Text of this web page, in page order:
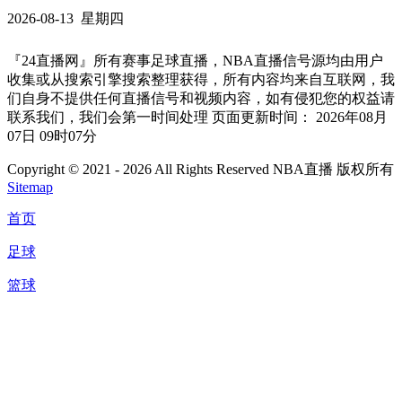
2026-08-13 星期四
『24直播网』所有赛事足球直播，NBA直播信号源均由用户
收集或从搜索引擎搜索整理获得，所有内容均来自互联网，我
们自身不提供任何直播信号和视频内容，如有侵犯您的权益请
联系我们，我们会第一时间处理 页面更新时间： 2026年08月
07日 09时07分
Copyright © 2021 - 2026 All Rights Reserved NBA直播 版权所有
Sitemap
首页
足球
篮球